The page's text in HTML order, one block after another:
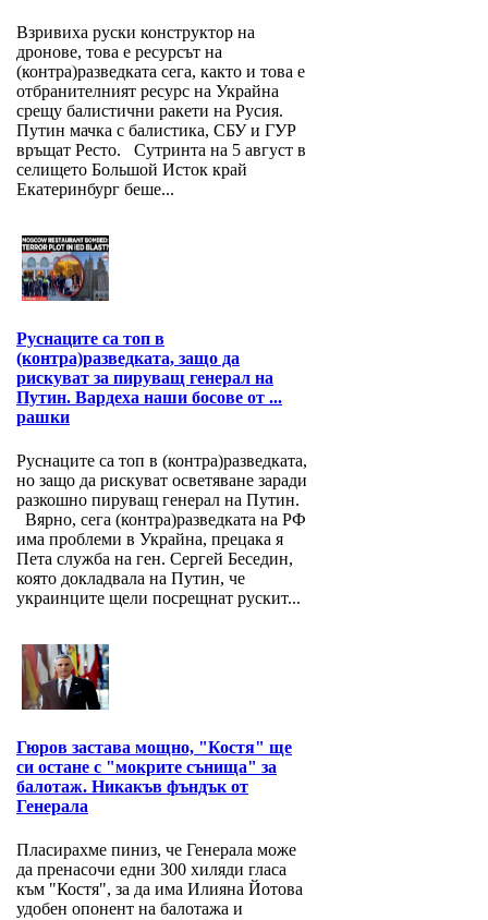
Взривиха руски конструктор на
дронове, това е ресурсът на
(контра)разведката сега, както и това е
отбранителният ресурс на Украйна
срещу балистични ракети на Русия.
Путин мачка с балистика, СБУ и ГУР
връщат Ресто. Сутринта на 5 август в
селището Большой Исток край
Екатеринбург беше...
Руснаците са топ в
(контра)разведката, защо да
рискуват за пируващ генерал на
Путин. Вардеха наши босове от ...
рашки
Руснаците са топ в (контра)разведката,
но защо да рискуват осветяване заради
разкошно пируващ генерал на Путин.
Вярно, сега (контра)разведката на РФ
има проблеми в Украйна, прецака я
Пета служба на ген. Сергей Беседин,
която докладвала на Путин, че
украинците щели посрещнат рускит...
Гюров застава мощно, "Костя" ще
си остане с "мокрите сънища" за
балотаж. Никакъв фъндък от
Генерала
Пласирахме пиниз, че Генерала може
да пренасочи едни 300 хиляди гласа
към "Костя", за да има Илияна Йотова
удобен опонент на балотажа и